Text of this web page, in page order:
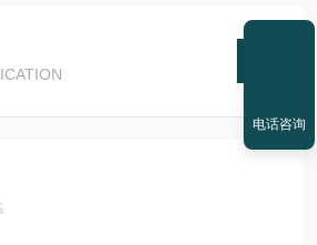
电话咨询